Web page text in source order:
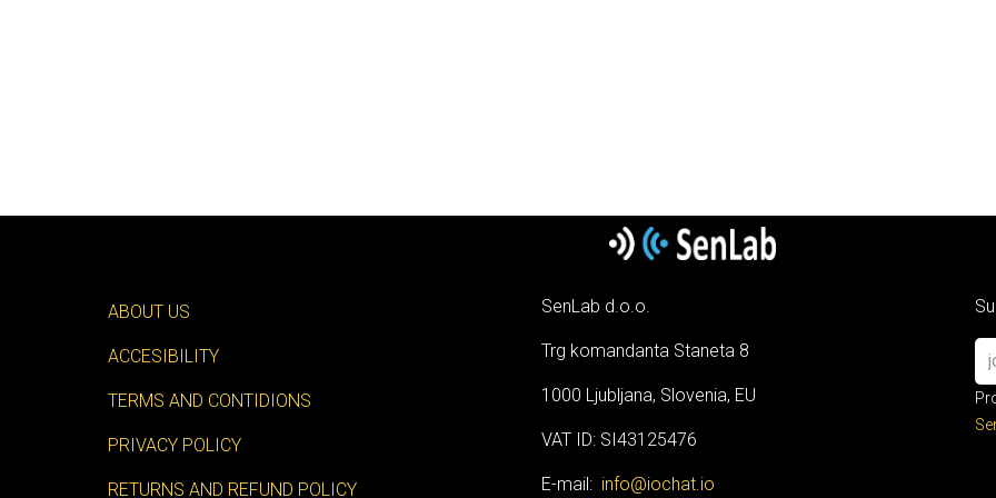
SenLab d.o.o.
Trg komandanta Staneta 8
1000 Ljubljana, Slovenia, EU
VAT ID: SI43125476
E-mail: info@iochat.io
ABOUT US
ACCESIBILITY
TERMS AND CONTIDIONS
PRIVACY POLICY
RETURNS AND REFUND POLICY